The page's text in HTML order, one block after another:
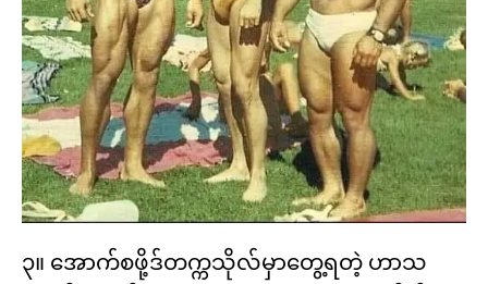
၃။ အောက်စဖို့ဒ်တက္ကသိုလ်မှာတွေ့ရတဲ့ ဟာသ